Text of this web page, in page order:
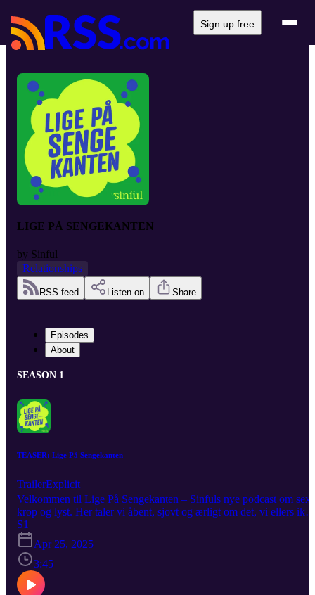
Sign up free
LIGE PÅ SENGEKANTEN
by Sinful
Relationships
RSS feed Listen on Share
Episodes
About
SEASON 1
TEASER: Lige På Sengekanten
TrailerExplicit
Velkommen til Lige På Sengekanten – Sinfuls nye podcast om sex,
krop og lyst. Her taler vi åbent, sjovt og ærligt om det, vi ellers ikke
altid får sagt højt. Jeg hedder Kathrine Abrahamsen, og i løbet af
første sæson inviterer jeg kloge, sjove og modige gæster med under
dynen til personlige snakke, vilde dilemmaer og et par
du sent vil glemme. Det bliver legende. Det bliver ærligt. Og det
bliver lidt frækt. Du lytter til Lige På Sengekanten – og her får du
smagsprøve på, hvad der venter i første sæson.
S1
Apr 25, 2025
3:45